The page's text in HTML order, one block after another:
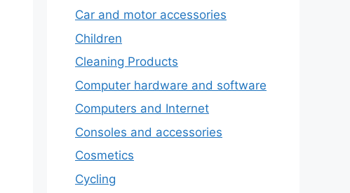
Car and motor accessories
Children
Cleaning Products
Computer hardware and software
Computers and Internet
Consoles and accessories
Cosmetics
Cycling